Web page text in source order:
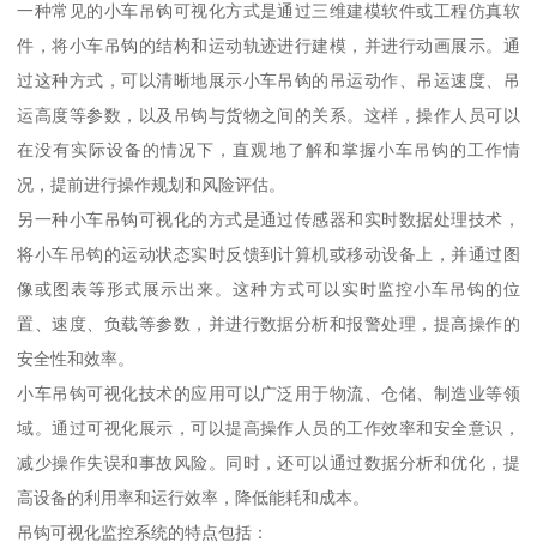
一种常见的小车吊钩可视化方式是通过三维建模软件或工程仿真软
件，将小车吊钩的结构和运动轨迹进行建模，并进行动画展示。通
过这种方式，可以清晰地展示小车吊钩的吊运动作、吊运速度、吊
运高度等参数，以及吊钩与货物之间的关系。这样，操作人员可以
在没有实际设备的情况下，直观地了解和掌握小车吊钩的工作情
况，提前进行操作规划和风险评估。
另一种小车吊钩可视化的方式是通过传感器和实时数据处理技术，
将小车吊钩的运动状态实时反馈到计算机或移动设备上，并通过图
像或图表等形式展示出来。这种方式可以实时监控小车吊钩的位
置、速度、负载等参数，并进行数据分析和报警处理，提高操作的
安全性和效率。
小车吊钩可视化技术的应用可以广泛用于物流、仓储、制造业等领
域。通过可视化展示，可以提高操作人员的工作效率和安全意识，
减少操作失误和事故风险。同时，还可以通过数据分析和优化，提
高设备的利用率和运行效率，降低能耗和成本。
吊钩可视化监控系统的特点包括：